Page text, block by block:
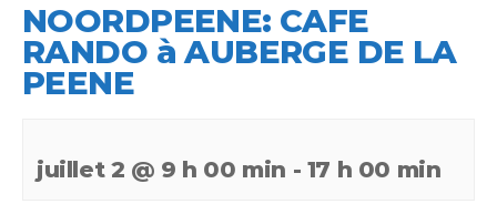
NOORDPEENE: CAFE
RANDO à AUBERGE DE LA
PEENE
juillet 2 @ 9 h 00 min - 17 h 00 min